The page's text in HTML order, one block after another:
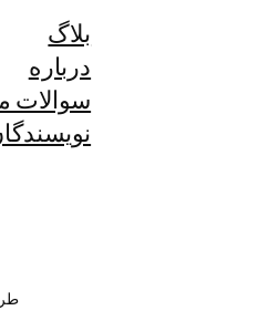
بلاگ
درباره
سوالات